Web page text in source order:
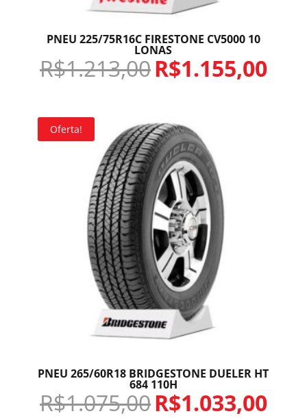
PNEU 225/75R16C FIRESTONE CV5000 10
LONAS
R$1.213,00R$1.155,00
Oferta!
PNEU 265/60R18 BRIDGESTONE DUELER HT
684 110H
R$1.075,00R$1.033,00